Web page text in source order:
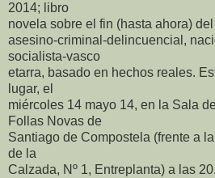
2014; libro
novela sobre el fin (hasta ahora)
asesino-criminal-delincuencial,
socialista-vasco
etarra, basado en hechos reales.
lugar, el
miércoles 14 mayo 14, en la Sala
Follas Novas de
Santiago de Compostela (frente a
de la
Calzada, Nº 1, Entreplanta) a las